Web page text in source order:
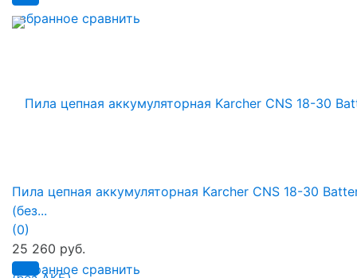
избранное сравнить
избранное сравнить
Пила цепная аккумуляторная Karcher CNS 18-30
(без...
(0)
25 260 руб.